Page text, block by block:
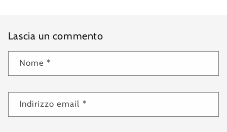
Lascia un commento
Nome *
Indirizzo email *